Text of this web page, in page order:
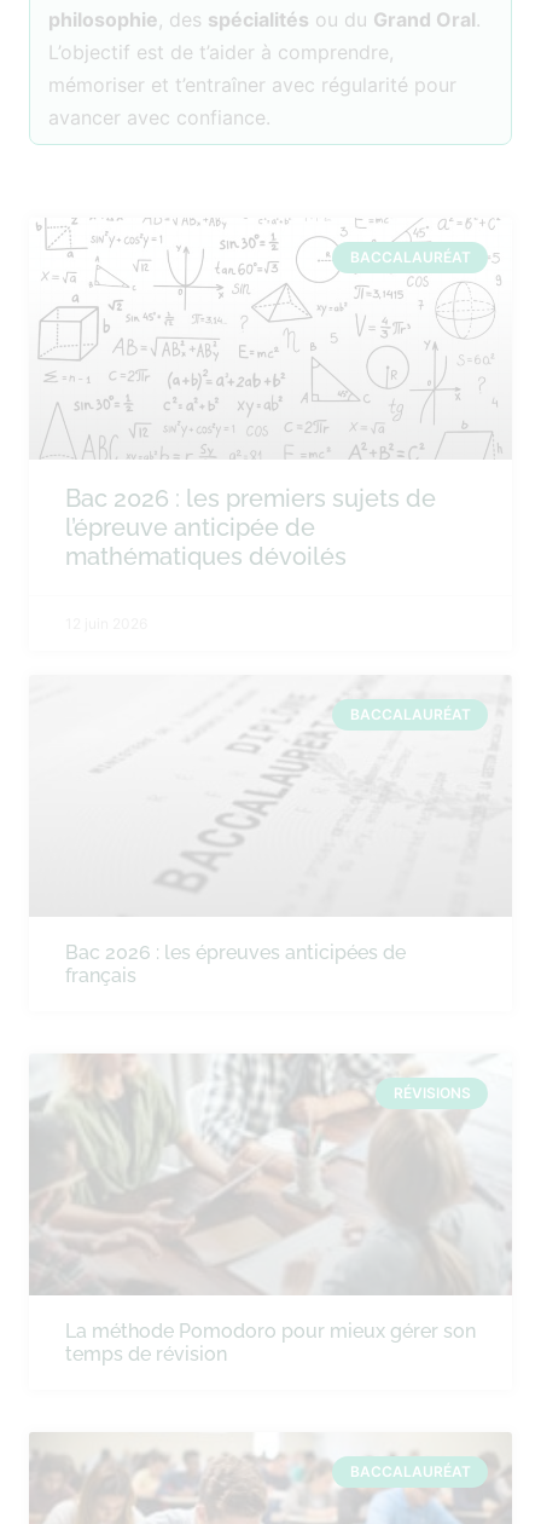
philosophie, des spécialités ou du Grand Oral.
L’objectif est de t’aider à comprendre,
mémoriser et t’entraîner avec régularité pour
avancer avec confiance.
BACCALAURÉAT
Bac 2026 : les premiers sujets de
l’épreuve anticipée de
mathématiques dévoilés
BACCALAURÉAT
Bac 2026 : les épreuves anticipées de
français
RÉVISIONS
La méthode Pomodoro pour mieux gérer son
temps de révision
BACCALAURÉAT